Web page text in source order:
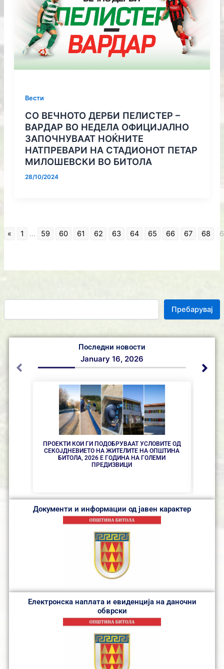
Пребарувај
Последни новости
ПРОЕКТИ КОИ ГИ ПОДОБРУВААТ УСЛОВИТЕ ОД
СЕКОЈДНЕВИЕТО НА ЖИТЕЛИТЕ НА ОПШТИНА
БИТОЛА, 2026 Е ГОДИНА НА ГОЛЕМИ
ПРЕДИЗВИЦИ
January 16, 2026
Документи и информации од јавен карактер
Електронска наплата и евиденција на даночни
обврски
Вести
СО ВЕЧНОТО ДЕРБИ ПЕЛИСТЕР –
ВАРДАР ВО НЕДЕЛА ОФИЦИЈАЛНО
ЗАПОЧНУВААТ НОЌНИТЕ
НАТПРЕВАРИ НА СТАДИОНОТ ПЕТАР
МИЛОШЕВСКИ ВО БИТОЛА
28/10/2024
« 1 ... 59 60 61 62 63 64 65 66 67 68